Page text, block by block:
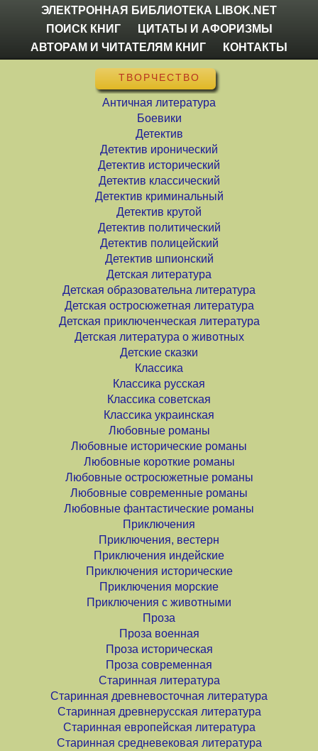
ЭЛЕКТРОННАЯ БИБЛИОТЕКА LIBOK.NET
ПОИСК КНИГ
ЦИТАТЫ И АФОРИЗМЫ
АВТОРАМ И ЧИТАТЕЛЯМ КНИГ
КОНТАКТЫ
ТВОРЧЕСТВО
Античная литература
Боевики
Детектив
Детектив иронический
Детектив исторический
Детектив классический
Детектив криминальный
Детектив крутой
Детектив политический
Детектив полицейский
Детектив шпионский
Детская литература
Детская образовательна литература
Детская остросюжетная литература
Детская приключенческая литература
Детская литература о животных
Детские сказки
Классика
Классика русская
Классика советская
Классика украинская
Любовные романы
Любовные исторические романы
Любовные короткие романы
Любовные остросюжетные романы
Любовные современные романы
Любовные фантастические романы
Приключения
Приключения, вестерн
Приключения индейские
Приключения исторические
Приключения морские
Приключения с животными
Проза
Проза военная
Проза историческая
Проза современная
Старинная литература
Старинная древневосточная литература
Старинная древнерусская литература
Старинная европейская литература
Старинная средневековая литература